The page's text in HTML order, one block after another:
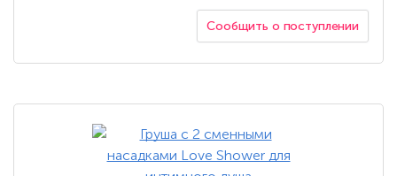
Сообщить о поступлении